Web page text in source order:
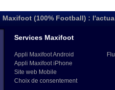
Maxifoot (100% Football) :
Services Maxifoot
Appli Maxifoot Android
Appli Maxifoot iPhone
Site web Mobile
Choix de consentement